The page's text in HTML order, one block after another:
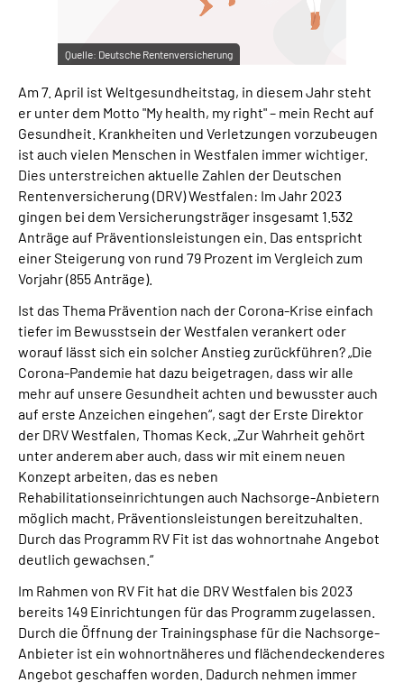
Mein Kundenportal
Quelle: Deutsche Rentenversicherung
Am 7. April ist Weltgesundheitstag, in diesem Jahr steht
er unter dem Motto "My health, my right" – mein Recht auf
Gesundheit. Krankheiten und Verletzungen vorzubeugen
ist auch vielen Menschen in Westfalen immer wichtiger.
Dies unterstreichen aktuelle Zahlen der Deutschen
Rentenversicherung (DRV) Westfalen: Im Jahr 2023
gingen bei dem Versicherungsträger insgesamt 1.532
Anträge auf Präventionsleistungen ein. Das entspricht
einer Steigerung von rund 79 Prozent im Vergleich zum
Vorjahr (855 Anträge).
Ist das Thema Prävention nach der Corona-Krise einfach
tiefer im Bewusstsein der Westfalen verankert oder
worauf lässt sich ein solcher Anstieg zurückführen? „Die
Corona-Pandemie hat dazu beigetragen, dass wir alle
mehr auf unsere Gesundheit achten und bewusster auch
auf erste Anzeichen eingehen“, sagt der Erste Direktor
der DRV Westfalen, Thomas Keck. „Zur Wahrheit gehört
unter anderem aber auch, dass wir mit einem neuen
Konzept arbeiten, das es neben
Rehabilitationseinrichtungen auch Nachsorge-Anbietern
möglich macht, Präventionsleistungen bereitzuhalten.
Durch das Programm RV Fit ist das wohnortnahe Angebot
deutlich gewachsen.“
Im Rahmen von RV Fit hat die DRV Westfalen bis 2023
bereits 149 Einrichtungen für das Programm zugelassen.
Durch die Öffnung der Trainingsphase für die Nachsorge-
Anbieter ist ein wohnortnäheres und flächendeckenderes
Angebot geschaffen worden. Dadurch nehmen immer